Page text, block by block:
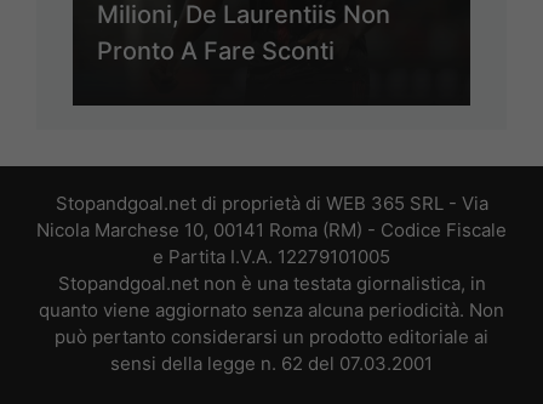
Milioni, De Laurentiis Non
Pronto A Fare Sconti
Stopandgoal.net di proprietà di WEB 365 SRL - Via
Nicola Marchese 10, 00141 Roma (RM) - Codice Fiscale
e Partita I.V.A. 12279101005
Stopandgoal.net non è una testata giornalistica, in
quanto viene aggiornato senza alcuna periodicità. Non
può pertanto considerarsi un prodotto editoriale ai
sensi della legge n. 62 del 07.03.2001